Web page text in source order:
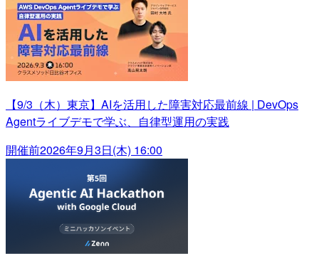
【9/3（木）東京】AIを活用した障害対応最前線 | DevOps
Agentライブデモで学ぶ、自律型運用の実践
開催前2026年9月3日(木) 16:00